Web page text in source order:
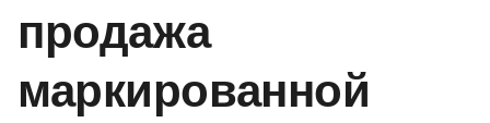
продажа
маркированной